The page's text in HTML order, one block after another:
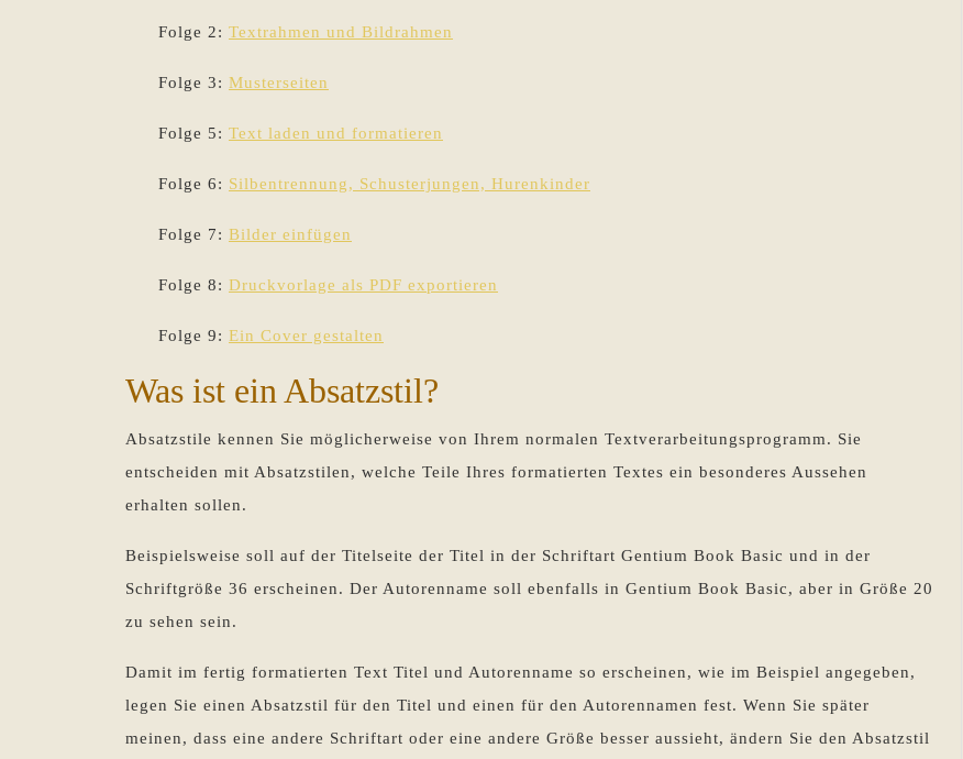
Folge 2: Textrahmen und Bildrahmen
Folge 3: Musterseiten
Folge 5: Text laden und formatieren
Folge 6: Silbentrennung, Schusterjungen, Hurenkinder
Folge 7: Bilder einfügen
Folge 8: Druckvorlage als PDF exportieren
Folge 9: Ein Cover gestalten
Was ist ein Absatzstil?
Absatzstile kennen Sie möglicherweise von Ihrem normalen Textverarbeitungsprogramm. Sie
entscheiden mit Absatzstilen, welche Teile Ihres formatierten Textes ein besonderes Aussehen
erhalten sollen.
Beispielsweise soll auf der Titelseite der Titel in der Schriftart Gentium Book Basic und in der
Schriftgröße 36 erscheinen. Der Autorenname soll ebenfalls in Gentium Book Basic, aber in Größe 20
zu sehen sein.
Damit im fertig formatierten Text Titel und Autorenname so erscheinen, wie im Beispiel angegeben,
legen Sie einen Absatzstil für den Titel und einen für den Autorennamen fest. Wenn Sie später
meinen, dass eine andere Schriftart oder eine andere Größe besser aussieht, ändern Sie den Absatzstil